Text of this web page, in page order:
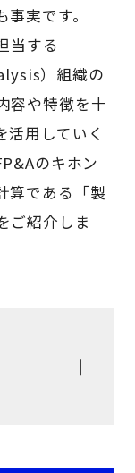
実です。
当する
）組織の
容や特徴を十
用していく
のキホン
算である「製
ご紹介しま